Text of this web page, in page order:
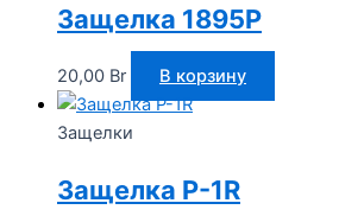
Защелка 1895P
20,00 Br В корзину
Защелки
Защелка P-1R